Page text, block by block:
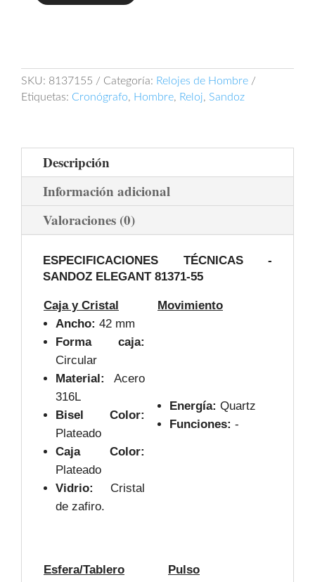
SKU: 8137155 Categoría: Relojes de Hombre
Etiquetas: Cronógrafo, Hombre, Reloj, Sandoz
Descripción
Información adicional
Valoraciones (0)
ESPECIFICACIONES TÉCNICAS -
SANDOZ ELEGANT 81371-55
Caja y Cristal
Movimiento
Ancho: 42 mm
Forma caja:
Circular
Material:
Acero
316L
Bisel Color:
Plateado
Caja Color:
Plateado
Vidrio:
Cristal
de zafiro.
Energía: Quartz
Funciones: -
Esfera/Tablero
Pulso